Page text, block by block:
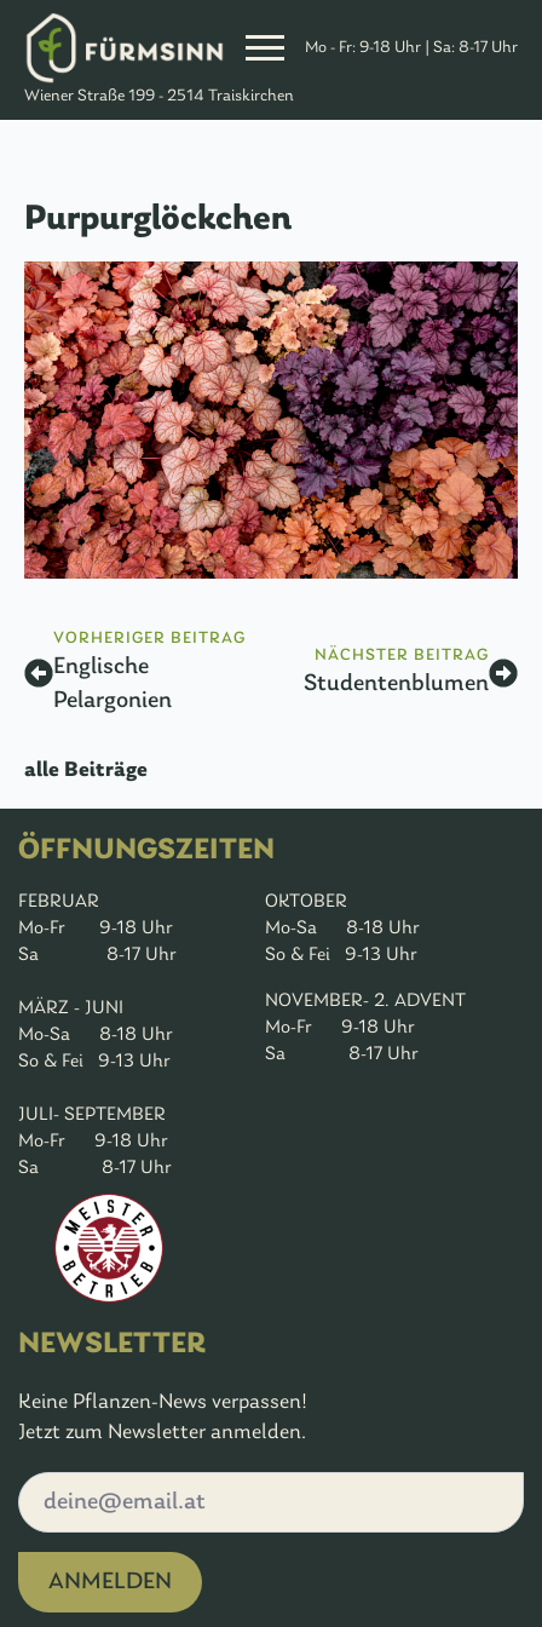
Skip
to
Mo - Fr: 9-18 Uhr | Sa: 8-17 Uhr
Wiener Straße 199 - 2514 Traiskirchen
Purpurglöckchen
VORHERIGER BEITRAG
Englische
Pelargonien
NÄCHSTER BEITRAG
Studentenblumen
alle Beiträge
ÖFFNUNGSZEITEN
FEBRUAR
Mo-Fr 9-18 Uhr
Sa 8-17 Uhr
MÄRZ - JUNI
Mo-Sa 8-18 Uhr
So & Fei 9-13 Uhr
JULI- SEPTEMBER
Mo-Fr 9-18 Uhr
Sa 8-17 Uhr
OKTOBER
Mo-Sa 8-18 Uhr
So & Fei 9-13 Uhr
NOVEMBER- 2. ADVENT
Mo-Fr 9-18 Uhr
Sa 8-17 Uhr
NEWSLETTER
Keine Pflanzen-News verpassen!
Jetzt zum Newsletter anmelden.
ANMELDEN